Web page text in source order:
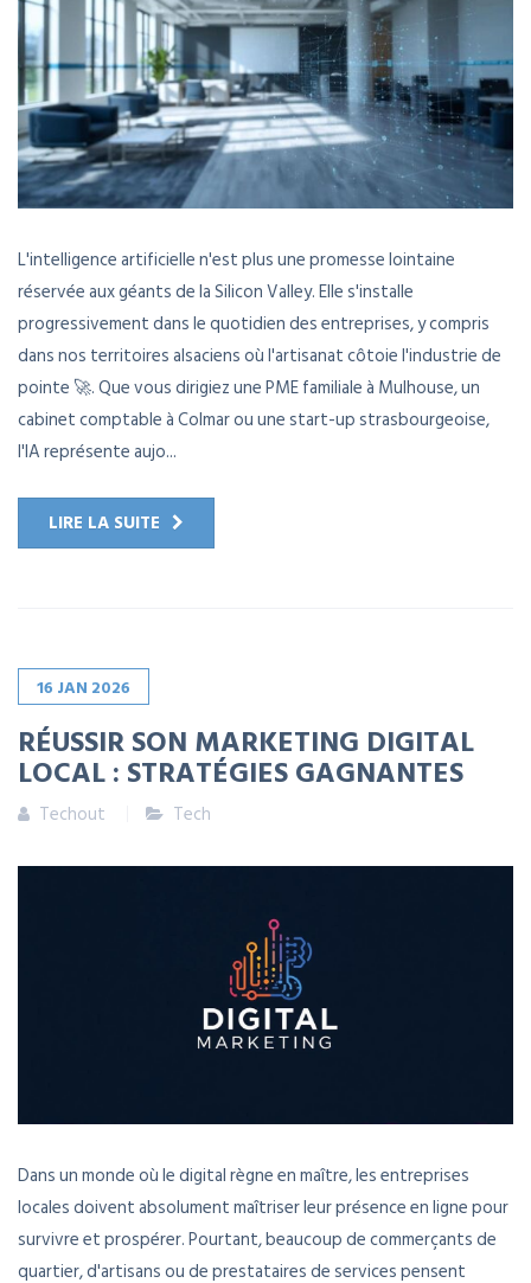
L'intelligence artificielle n'est plus une promesse lointaine
réservée aux géants de la Silicon Valley. Elle s'installe
progressivement dans le quotidien des entreprises, y compris
dans nos territoires alsaciens où l'artisanat côtoie l'industrie de
pointe 🚀. Que vous dirigiez une PME familiale à Mulhouse, un
cabinet comptable à Colmar ou une start-up strasbourgeoise,
l'IA représente aujo...
LIRE LA SUITE
16 JAN 2026
RÉUSSIR SON MARKETING DIGITAL
LOCAL : STRATÉGIES GAGNANTES
Techout Tech
Dans un monde où le digital règne en maître, les entreprises
locales doivent absolument maîtriser leur présence en ligne pour
survivre et prospérer. Pourtant, beaucoup de commerçants de
quartier, d'artisans ou de prestataires de services pensent